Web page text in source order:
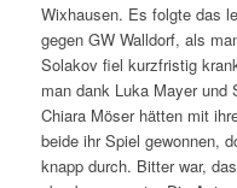
Wixhausen. Es folgte das
gegen GW Walldorf, als
Solakov fiel kurzfristig
man dank Luka Mayer
Chiara Möser hätten mit
beide ihr Spiel gewonnen,
knapp durch. Bitter war,